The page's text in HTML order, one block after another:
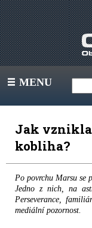
III MENU
Jak
kobliha?
Po povrchu Marsu se
Jedno z nich, na
Perseverance,
mediální pozornost.